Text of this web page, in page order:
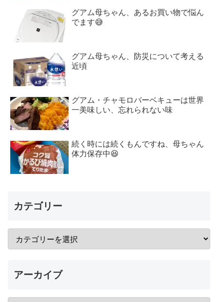
グアム母ちゃん、あるお買い物で悩ん
でます😅
グアム母ちゃん、防災について考える
近頃
グアム・チャモロバーベキューは世界
一美味しい、忘れられない味
続く時には続くもんですね、母ちゃん
体力保存中😆
カテゴリー
アーカイブ